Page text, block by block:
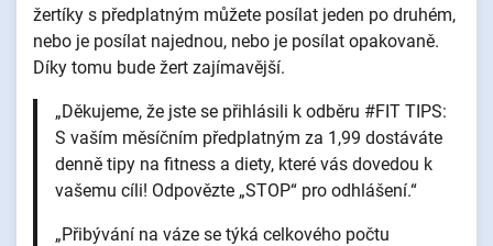
žertíky s předplatným můžete posílat jeden po druhém,
nebo je posílat najednou, nebo je posílat opakovaně.
Díky tomu bude žert zajímavější.
„Děkujeme, že jste se přihlásili k odběru #FIT TIPS:
S vaším měsíčním předplatným za 1,99 dostáváte
denně tipy na fitness a diety, které vás dovedou k
vašemu cíli! Odpovězte „STOP“ pro odhlášení.“
„Přibývání na váze se týká celkového počtu